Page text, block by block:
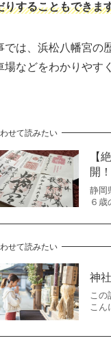
りすることもできま
では、浜松八幡宮の
場などをわかりやす
せて読みたい
【
開！
静岡
６
せて読みたい
神
こ
こん